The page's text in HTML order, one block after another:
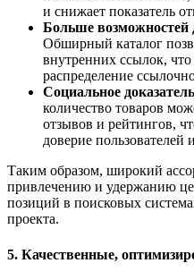
и снижает показатель
Больше возможностей
Обширный каталог
внутренних ссылок,
распределение
Социальное
количество товаров
отзывов и рейтингов,
доверие
Таким образом, широкий
привлечению и удержанию
позиций в поисковых
проекта.
5. Качественные,